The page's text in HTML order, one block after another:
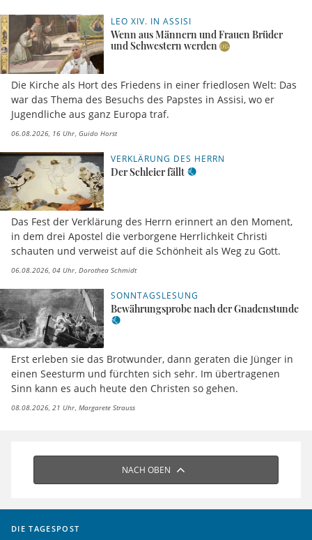
LEO XIV. IN ASSISI
Wenn aus Männern und Frauen Brüder
und Schwestern werden
Die Kirche als Hort des Friedens in einer friedlosen Welt: Das
war das Thema des Besuchs des Papstes in Assisi, wo er
Jugendliche aus ganz Europa traf.
06.08.2026, 16 Uhr Guido Horst
VERKLÄRUNG DES HERRN
Der Schleier fällt
Das Fest der Verklärung des Herrn erinnert an den Moment,
in dem drei Apostel die verborgene Herrlichkeit Christi
schauten und verweist auf die Schönheit als Weg zu Gott.
06.08.2026, 04 Uhr Dorothea Schmidt
SONNTAGSLESUNG
Bewährungsprobe nach der Gnadenstunde
Erst erleben sie das Brotwunder, dann geraten die Jünger in
einen Seesturm und fürchten sich sehr. Im übertragenen
Sinn kann es auch heute den Christen so gehen.
08.08.2026, 21 Uhr Margarete Strauss
NACH OBEN
DIE TAGESPOST